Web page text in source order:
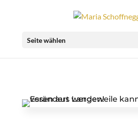
Seite wählen